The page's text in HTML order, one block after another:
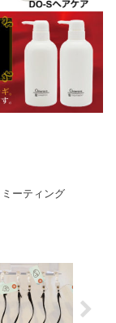
ーティング